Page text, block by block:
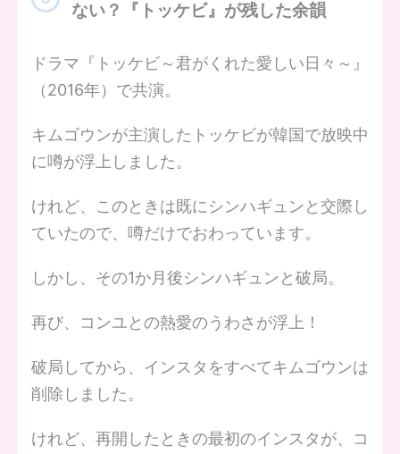
ない？『トッケビ』が残した余韻
ドラマ『トッケビ～君がくれた愛しい日々～』
（2016年）で共演。
キムゴウンが主演したトッケビが韓国で放映中
に噂が浮上しました。
けれど、このときは既にシンハギュンと交際し
ていたので、噂だけでおわっています。
しかし、その1か月後シンハギュンと破局。
再び、コンユとの熱愛のうわさが浮上！
破局してから、インスタをすべてキムゴウンは
削除しました。
けれど、再開したときの最初のインスタが、コ